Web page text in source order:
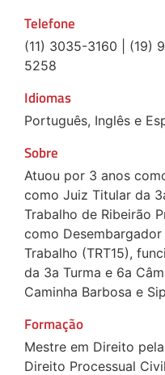
Telefone
(11) 3035-3160 | (19)
5258
Idiomas
Português, Inglês e
Sobre
Atuou por 3 anos
como Juiz Titular da
Trabalho de Ribeirão
como
Trabalho (TRT15),
da 3a Turma e 6a
Caminha Barbosa e
Formação
Mestre em Direito
Direito Processual